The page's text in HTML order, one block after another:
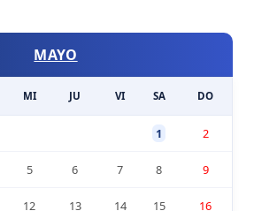
MAYO
MI JU VI SA DO
1 2
5 6 7 8 9
12 13 14 15 16